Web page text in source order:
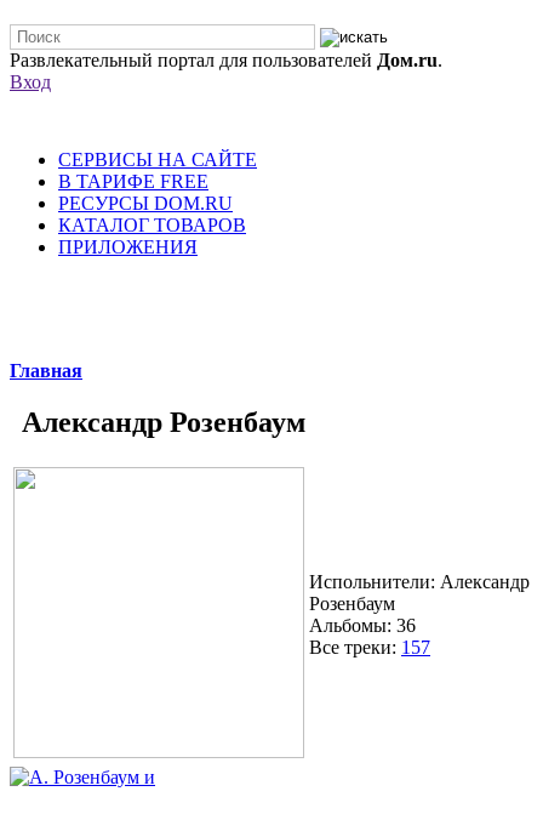
Развлекательный портал для пользователей Дом.ru.
Вход
СЕРВИСЫ НА САЙТЕ
В ТАРИФЕ FREE
РЕСУРСЫ DOM.RU
КАТАЛОГ ТОВАРОВ
ПРИЛОЖЕНИЯ
Главная
Александр Розенбаум
Испольнители: Александр
Розенбаум
Альбомы: 36
Все треки: 157